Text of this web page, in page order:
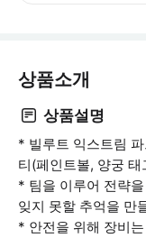
상품소개
상품설명
* 빌루트 익스트림
티(페인트볼, 양궁
* 팀을 이루어 전략
잊지 못할 추억을 만
* 안전을 위해 장비